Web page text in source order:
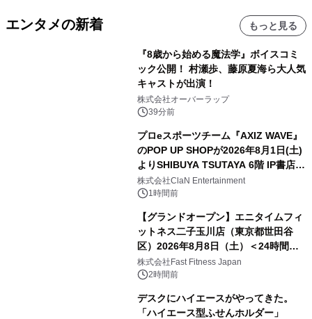
エンタメの新着 もっと見る
『8歳から始める魔法学』ボイスコミ
ック公開！ 村瀬歩、藤原夏海ら大人気
キャストが出演！
株式会社オーバーラップ
39分前
プロeスポーツチーム『AXIZ WAVE』
のPOP UP SHOPが2026年8月1日(土)
よりSHIBUYA TSUTAYA 6階 IP書店で
開催決定！！
株式会社ClaN Entertainment
1時間前
【グランドオープン】エニタイムフィ
ットネス二子玉川店（東京都世田谷
区）2026年8月8日（土）＜24時間年
中無休のフィットネスジム＞
株式会社Fast Fitness Japan
2時間前
デスクにハイエースがやってきた。
「ハイエース型ふせんホルダー」